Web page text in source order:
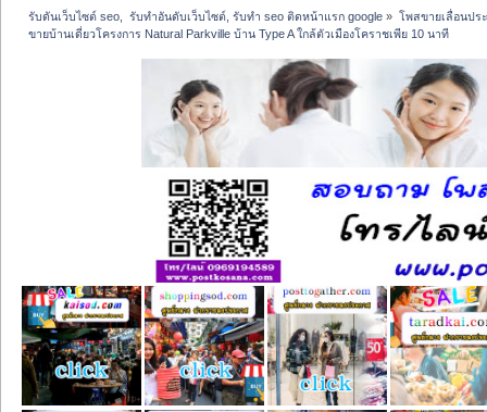
รับดันเว็บไซต์ seo,  รับทำอันดับเว็บไซต์, รับทำ seo ติดหน้าแรก google » โพสขายเลื่อนปร
ขายบ้านเดี่ยวโครงการ Natural Parkville บ้าน Type A ใกล้ตัวเมืองโคราชเพีย 10 นาที